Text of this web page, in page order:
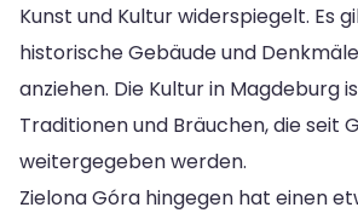
Kunst und Kultur widerspiegelt. Es
historische Gebäude und
anziehen. Die Kultur in Magdeburg
Traditionen und Bräuchen, die seit
weitergegeben werden.
Zielona Góra hingegen hat einen